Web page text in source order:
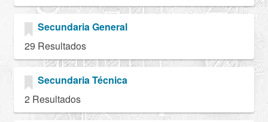
Secundaria General
29 Resultados
Secundaria Técnica
2 Resultados